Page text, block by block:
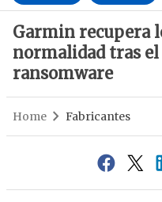
Garmin recupera
normalidad tras el
ransomware
Home Fabricantes